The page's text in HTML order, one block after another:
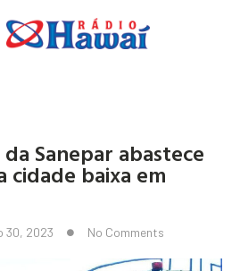
Sanepar abastece
baixa em
30, 2023 No Comments